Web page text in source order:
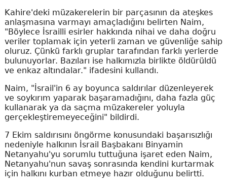
Kahire'deki müzakerelerin bir parçasının da ateşkes
anlaşmasına varmayı amaçladığını belirten Naim,
"Böylece İsrailli esirler hakkında nihai ve daha doğru
veriler toplamak için yeterli zaman ve güvenliğe sahip
oluruz. Çünkü farklı gruplar tarafından farklı yerlerde
bulunuyorlar. Bazıları ise halkımızla birlikte öldürüldü
ve enkaz altındalar." ifadesini kullandı.
Naim, "İsrail'in 6 ay boyunca saldırılar düzenleyerek
ve soykırım yaparak başaramadığını, daha fazla güç
kullanarak ya da saçma müzakereler yoluyla
gerçekleştiremeyeceğini" bildirdi.
7 Ekim saldırısını öngörme konusundaki başarısızlığı
nedeniyle halkının İsrail Başbakanı Binyamin
Netanyahu'yu sorumlu tuttuğuna işaret eden Naim,
Netanyahu'nun savaş sonrasında kendini kurtarmak
için halkını kurban etmeye hazır olduğunu belirtti.